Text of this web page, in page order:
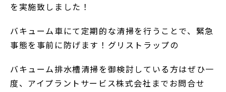
を実施致しました！
バキューム車にて定期的な清掃を行うことで、緊急
事態を事前に防げます！グリストラップの
バキューム排水槽清掃を御検討している方はぜひ一
度、アイプラントサービス株式会社までお問合せ